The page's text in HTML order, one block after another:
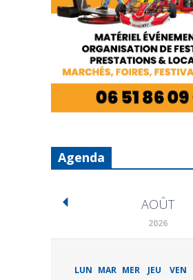
Agenda
AOÛT
2026
LUN MAR MER JEU VEN